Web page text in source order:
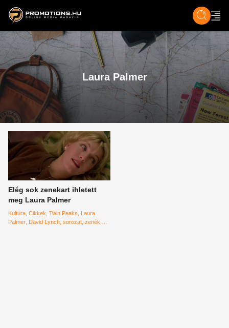
ZENE, FILM & KULT ÉLET TECH &
Laura Palmer
Elég sok zenekart ihletett
meg Laura Palmer
Kultúra Cikkek Twin Peaks
Laura
Palmer David Lynch sorozat zenék